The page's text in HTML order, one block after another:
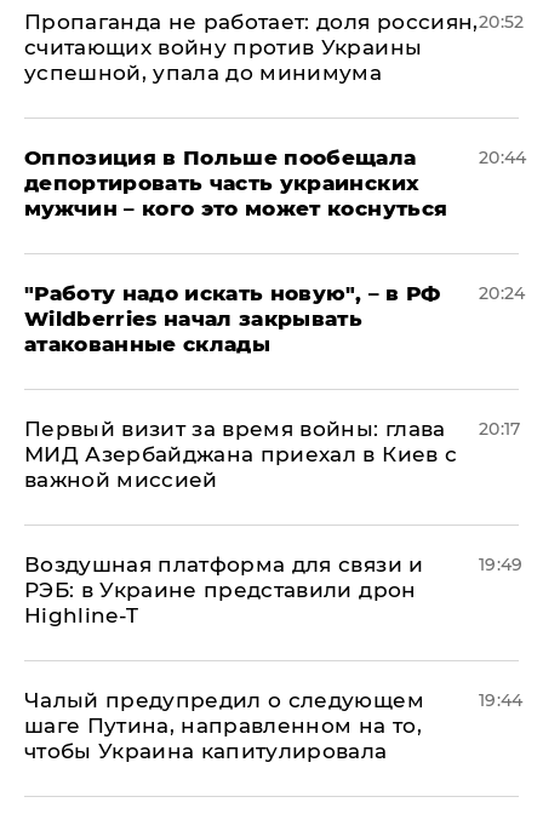
​Пропаганда не работает: доля россиян,
считающих войну против Украины
успешной, упала до минимума
20:52
Оппозиция в Польше пообещала
депортировать часть украинских
мужчин – кого это может коснуться
20:44
"Работу надо искать новую", – в РФ
Wildberries начал закрывать
атакованные склады
20:24
Первый визит за время войны: глава
МИД Азербайджана приехал в Киев с
важной миссией
20:17
Воздушная платформа для связи и
РЭБ: в Украине представили дрон
Highline-T
19:49
Чалый предупредил о следующем
шаге Путина, направленном на то,
чтобы Украина капитулировала
19:44